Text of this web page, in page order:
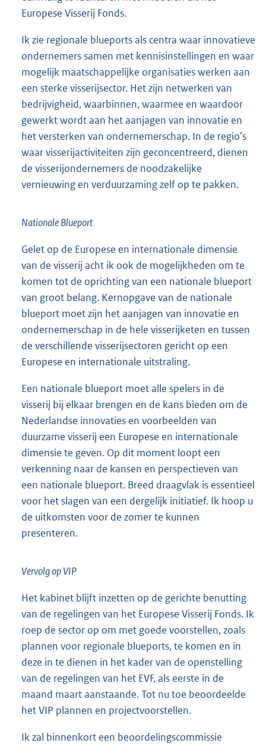
Europese Visserij Fonds.
Ik zie regionale blueports als centra waar innovatieve
ondernemers samen met kennisinstellingen en waar
mogelijk maatschappelijke organisaties werken aan
een sterke visserijsector. Het zijn netwerken van
bedrijvigheid, waarbinnen, waarmee en waardoor
gewerkt wordt aan het aanjagen van innovatie en
het versterken van ondernemerschap. In de regio’s
waar visserijactiviteiten zijn geconcentreerd, dienen
de visserijondernemers de noodzakelijke
vernieuwing en verduurzaming zelf op te pakken.
Nationale Blueport
Gelet op de Europese en internationale dimensie
van de visserij acht ik ook de mogelijkheden om te
komen tot de oprichting van een nationale blueport
van groot belang. Kernopgave van de nationale
blueport moet zijn het aanjagen van innovatie en
ondernemerschap in de hele visserijketen en tussen
de verschillende visserijsectoren gericht op een
Europese en internationale uitstraling.
Een nationale blueport moet alle spelers in de
visserij bij elkaar brengen en de kans bieden om de
Nederlandse innovaties en voorbeelden van
duurzame visserij een Europese en internationale
dimensie te geven. Op dit moment loopt een
verkenning naar de kansen en perspectieven van
een nationale blueport. Breed draagvlak is essentieel
voor het slagen van een dergelijk initiatief. Ik hoop u
de uitkomsten voor de zomer te kunnen
presenteren.
Vervolg op VIP
Het kabinet blijft inzetten op de gerichte benutting
van de regelingen van het Europese Visserij Fonds. Ik
roep de sector op om met goede voorstellen, zoals
plannen voor regionale blueports, te komen en in
deze in te dienen in het kader van de openstelling
van de regelingen van het EVF, als eerste in de
maand maart aanstaande. Tot nu toe beoordeelde
het VIP plannen en projectvoorstellen.
Ik zal binnenkort een beoordelingscommissie